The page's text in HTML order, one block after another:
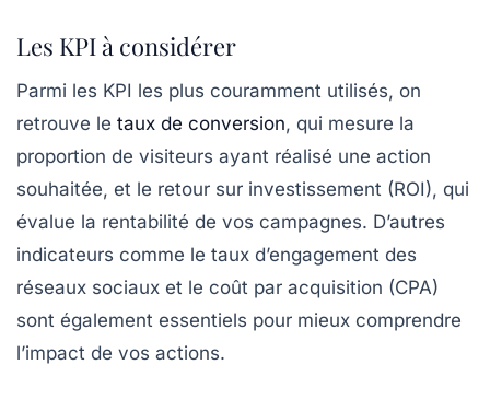
Les KPI à considérer
Parmi les KPI les plus couramment utilisés, on
retrouve le taux de conversion, qui mesure la
proportion de visiteurs ayant réalisé une action
souhaitée, et le retour sur investissement (ROI), qui
évalue la rentabilité de vos campagnes. D’autres
indicateurs comme le taux d’engagement des
réseaux sociaux et le coût par acquisition (CPA)
sont également essentiels pour mieux comprendre
l’impact de vos actions.